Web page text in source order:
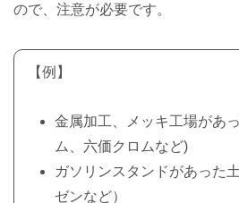
ので、注意が必要です。
【例】
金属加工、メッキ工場があ
ム、六価クロムなど)
ガソリンスタンドがあった
ゼンなど）